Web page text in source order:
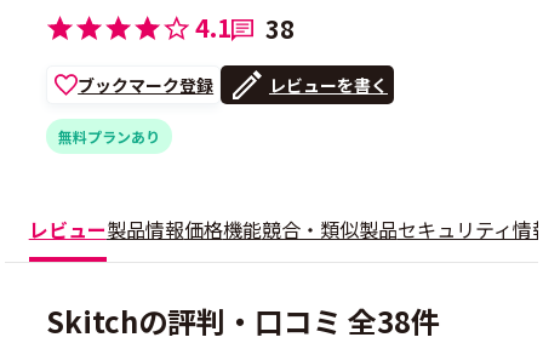
4.1 38
ブックマーク登録 レビューを書く
無料プランあり
レビュー製品情報価格機能競合・類似製品セキュリティ情
Skitchの評判・口コミ 全38件